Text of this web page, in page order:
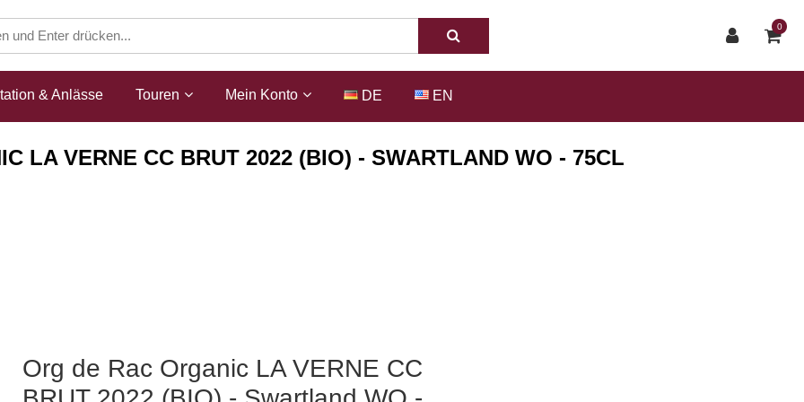
0
& Anlässe Touren Mein Konto DE EN
LA VERNE CC BRUT 2022 (BIO) - SWARTLAND WO - 75CL
Org de Rac Organic LA VERNE CC